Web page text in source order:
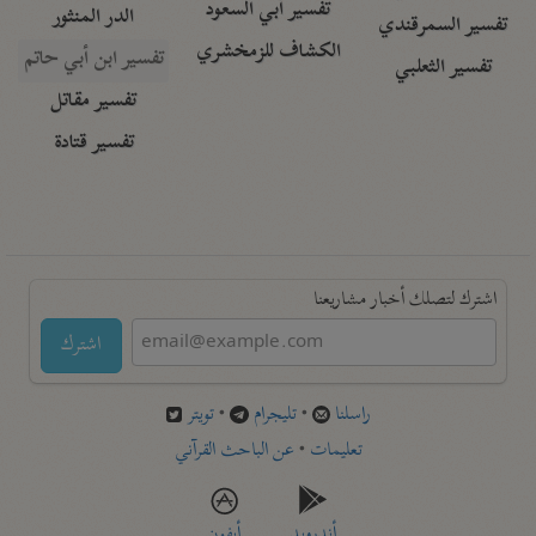
تفسير السمرقندي
تفسير الثعلبي
تفسير أبي السعود
الكشاف للزمخشري
الدر المنثور
تفسير ابن أبي حاتم
تفسير مقاتل
تفسير قتادة
اشترك لتصلك أخبار مشاريعنا
اشترك
راسلنا •تليجرام •تويتر
تعليمات •عن الباحث القرآني